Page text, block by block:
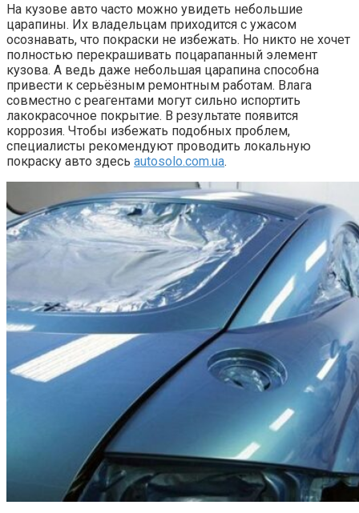
На кузове авто часто можно увидеть небольшие
царапины. Их владельцам приходится с ужасом
осознавать, что покраски не избежать. Но никто не хочет
полностью перекрашивать поцарапанный элемент
кузова. А ведь даже небольшая царапина способна
привести к серьёзным ремонтным работам. Влага
совместно с реагентами могут сильно испортить
лакокрасочное покрытие. В результате появится
коррозия. Чтобы избежать подобных проблем,
специалисты рекомендуют проводить локальную
покраску авто здесь autosolo.com.ua.